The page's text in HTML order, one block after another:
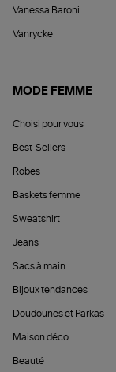
Vanessa Baroni
Vanrycke
MODE FEMME
Choisi pour vous
Best-Sellers
Robes
Baskets femme
Sweatshirt
Jeans
Sacs à main
Bijoux tendances
Doudounes et Parkas
Maison déco
Beauté